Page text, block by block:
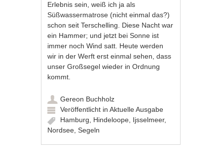
Erlebnis sein, weiß ich ja als
Süßwassermatrose (nicht einmal das?)
schon seit Terschelling. Diese Nacht war
ein Hammer; und jetzt bei Sonne ist
immer noch Wind satt. Heute werden
wir in der Werft erst einmal sehen, dass
unser Großsegel wieder in Ordnung
kommt.
Gereon Buchholz
Veröffentlicht inAktuelle Ausgabe
Hamburg
Hindeloope Ijsselmeer,
Nordsee ,Segeln